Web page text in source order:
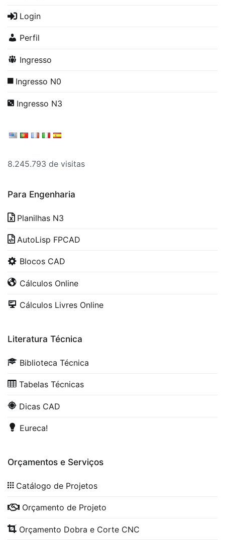
Login
Perfil
Ingresso
Ingresso N0
Ingresso N3
8.245.793 de visitas
Para Engenharia
Planilhas N3
AutoLisp FPCAD
Blocos CAD
Cálculos Online
Cálculos Livres Online
Literatura Técnica
Biblioteca Técnica
Tabelas Técnicas
Dicas CAD
Eureca!
Orçamentos e Serviços
Catálogo de Projetos
Orçamento de Projeto
Orçamento Dobra e Corte CNC